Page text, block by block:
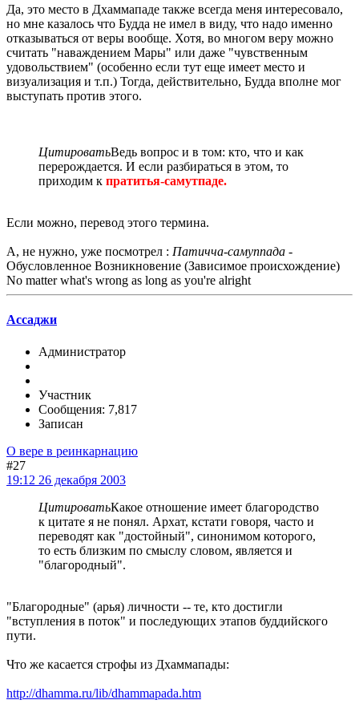
Да, это место в Дхаммападе также всегда меня интересовало,
но мне казалось что Будда не имел в виду, что надо именно
отказываться от веры вообще. Хотя, во многом веру можно
считать "наваждением Мары" или даже "чувственным
удовольствием" (особенно если тут еще имеет место и
визуализация и т.п.) Тогда, действительно, Будда вполне мог
выступать против этого.
ЦитироватьВедь вопрос и в том: кто, что и как
перерождается. И если разбираться в этом, то
приходим к пратитья-самутпаде.
Если можно, перевод этого термина.
А, не нужно, уже посмотрел : Патичча-самуппада -
Обусловленное Возникновение (Зависимое происхождение)
No matter what's wrong as long as you're alright
Ассаджи
Администратор
Участник
Сообщения: 7,817
Записан
О вере в реинкарнацию
#27
19:12 26 декабря 2003
ЦитироватьКакое отношение имеет благородство
к цитате я не понял. Архат, кстати говоря, часто и
переводят как "достойный", синонимом которого,
то есть близким по смыслу словом, является и
"благородный".
"Благородные" (арья) личности -- те, кто достигли
"вступления в поток" и последующих этапов буддийского
пути.
Что же касается строфы из Дхаммапады:
http://dhamma.ru/lib/dhammapada.htm